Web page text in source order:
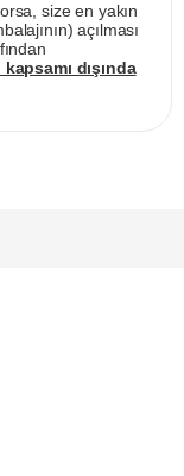
size en yakın
açılması
dışında